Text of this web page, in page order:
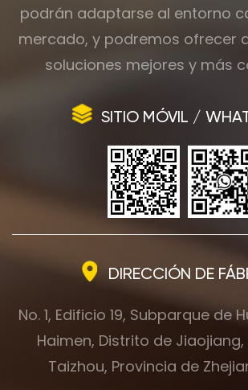
podrán adaptarse al entorno
mercado, y podremos ofrecer
soluciones mejores y más
SITIO MÓVIL /
DIRECCIÓN DE
No. 1, Edificio 19, Subparque de
Haimen, Distrito de
Taizhou, Provincia de